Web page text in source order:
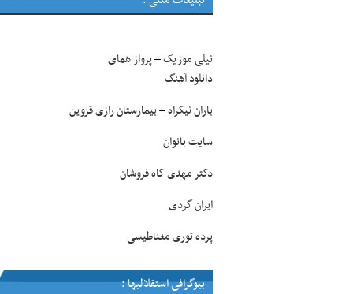
نیلی موزیک–پرواز همای
دانلود آهنگ
باران نیکراه–بیمارستان رازی قزوین
سایت بانوان
دکتر مهدی کاه فروشان
ایران گردی
پرده توری مغناطیسی
بیوگرافی استقلالیها :